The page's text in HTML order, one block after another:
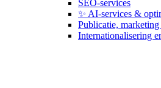
SEO-services
✨ AI-services &
Publicatie,
Internationalisering